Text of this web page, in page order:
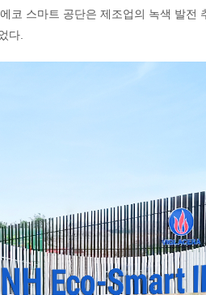
코 스마트 공단은 제조업의 녹색 발전
다.